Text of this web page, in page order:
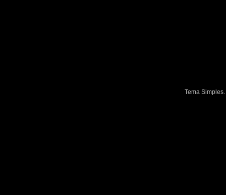
Tema